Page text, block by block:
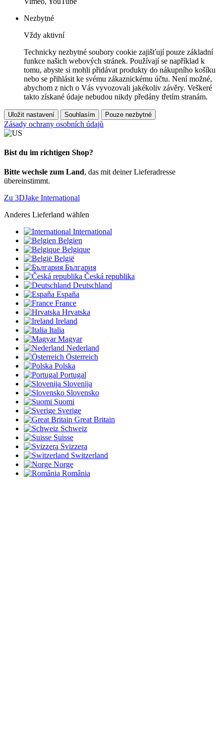
Nezbytné
Vždy aktivní
Technicky nezbytné soubory cookie zajišťují pouze základní
funkce našich webových stránek. Používají se například k
tomu, abyste si mohli přidávat produkty do nákupního košíku
nebo se přihlásit ke svému zákaznickému účtu. Není možné,
abychom z nich o Vás vyvozovali jakékoliv závěry. Veškeré
takto získané údaje nebudou nikdy předány třetím stranám.
Uložit nastavení Souhlasím Pouze nezbytné
Zásady ochrany osobních údajů
Bist du im richtigen Shop?
Bitte wechsle zum Land, das mit deiner Lieferadresse
übereinstimmt.
Zu 3DJake International
Anderes Lieferland wählen
International
Belgien
Belgique
België
България
Česká republika
Deutschland
España
France
Hrvatska
Ireland
Italia
Magyar
Nederland
Österreich
Polska
Portugal
Slovenija
Slovensko
Suomi
Sverige
Great Britain
Schweiz
Suisse
Svizzera
Switzerland
Norge
România